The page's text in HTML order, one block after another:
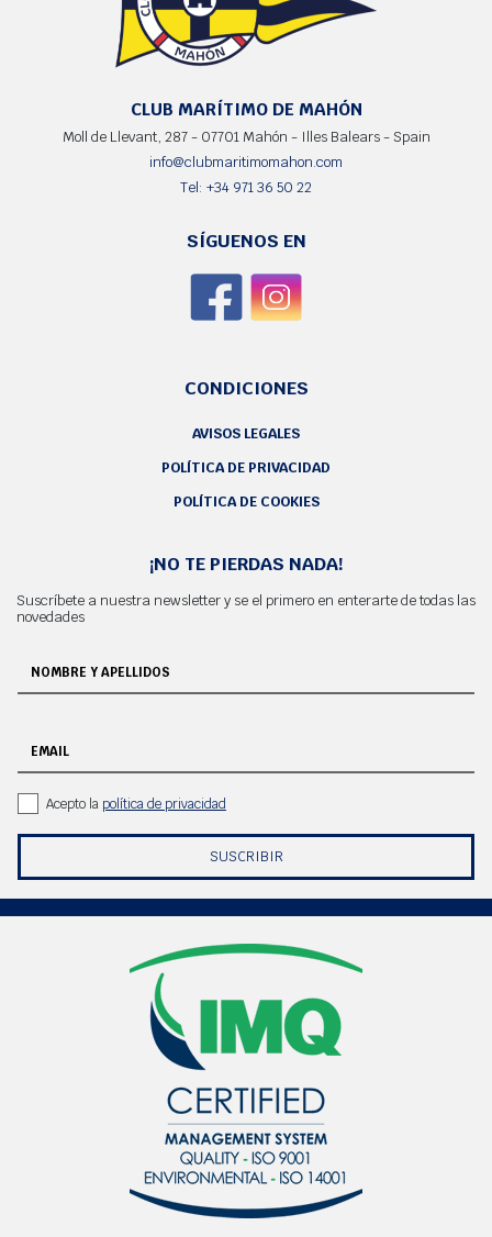
CLUB MARÍTIMO DE MAHÓN
Moll de Llevant, 287 - 07701 Mahón - Illes Balears - Spain
info@clubmaritimomahon.com
Tel: +34 971 36 50 22
SÍGUENOS EN
CONDICIONES
AVISOS LEGALES
POLÍTICA DE PRIVACIDAD
POLÍTICA DE COOKIES
¡NO TE PIERDAS NADA!
Suscríbete a nuestra newsletter y se el primero en enterarte de todas las
novedades
NOMBRE Y APELLIDOS
EMAIL
Acepto la política de privacidad
SUSCRIBIR